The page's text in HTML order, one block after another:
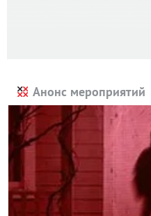
Анонс мероприятий